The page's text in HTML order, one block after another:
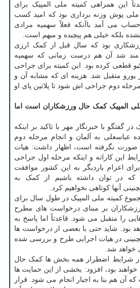
این همراهی کمیته ملی المپیک برای
ملی پوش وزنه برداری بود که امید کسب
حساب می آمد باآنکه فعلاً سهمیه مرادی
نشده بلکه خیلی هم پیچیده و مبهم است.
بود که سال قبل از کمک ارزی
مند شد آن هم درست زمانی که سهمیه
قطعی کرده بود. این کمیته برای جراحی
در آلمان ۵ هزار یورو متقبل شد. هزینه ای که مشابه آن و
دوم جراحی اش شود تا پلاتین پای او
المپیک کمک حال ورزشکاران است اما
گفتگو با خبرنگار مهر با تاکید بر اینکه
عباسعلی به آلمان و انجام مرحله دوم
صورت نگرفته است، اظهار داشت: هیات
این کاراته و اینکه مرحله اول جراحی
اعزام باردیگر به این کشور موافقت
که در توان داشته باشیم از کمک به
آنها کوتاهی نخواهیم کرد.
کمیته ملی المپیک در طول سال برای
بر مبنای درخواست های مطرح
را متقبل می شود. قاعدتاً اما پاسخ به
بود. شاید حتی با بعضی از درخواست ها
در هیات اجرایی طرح و بررسی شده
خواهد شد.
در شرایط اضطرار همه بخش ها کمک حال
بود، افزود: بخشی از این حمایت ها
آن هم بنا به اجبار انجام می شود. قرار